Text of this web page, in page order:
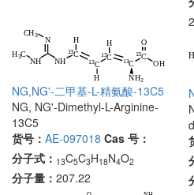
NG,NG'-二甲基-L-精氨酸-13C5
NG, NG'-Dimethyl-L-Arginine-
13C5
货号： AE-097018 Cas 号：
分子式： 13C5C3H18N4O2
分子量： 207.22